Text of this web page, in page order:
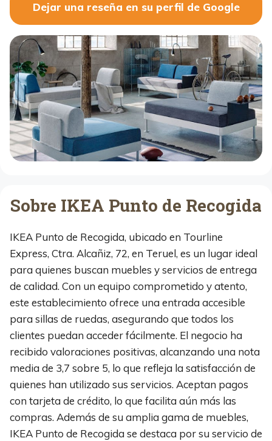
Dejar una reseña en su perfil de Google
Sobre IKEA Punto de Recogida
IKEA Punto de Recogida, ubicado en Tourline
Express, Ctra. Alcañiz, 72, en Teruel, es un lugar ideal
para quienes buscan muebles y servicios de entrega
de calidad. Con un equipo comprometido y atento,
este establecimiento ofrece una entrada accesible
para sillas de ruedas, asegurando que todos los
clientes puedan acceder fácilmente. El negocio ha
recibido valoraciones positivas, alcanzando una nota
media de 3,7 sobre 5, lo que refleja la satisfacción de
quienes han utilizado sus servicios. Aceptan pagos
con tarjeta de crédito, lo que facilita aún más las
compras. Además de su amplia gama de muebles,
IKEA Punto de Recogida se destaca por su servicio de